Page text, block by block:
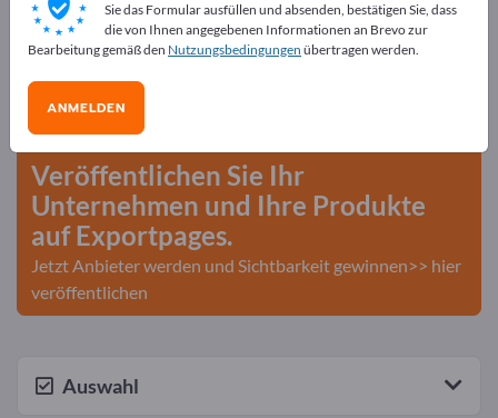
Kostenlos inserieren auf
Exportpages!
Bedarfe – Angebote – Gebrauchtwaren –
Veröffentlichen Sie Ihr
Unternehmen und Ihre Produkte
auf Exportpages.
Jetzt Anbieter werden und Sichtbarkeit gewinnen>> hier
veröffentlichen
Auswahl
Sie das Formular ausfüllen und absenden, bestätigen Sie, dass
die von Ihnen angegebenen Informationen an Brevo zur
Bearbeitung gemäß den Nutzungsbedingungen übertragen werden.
ANMELDEN